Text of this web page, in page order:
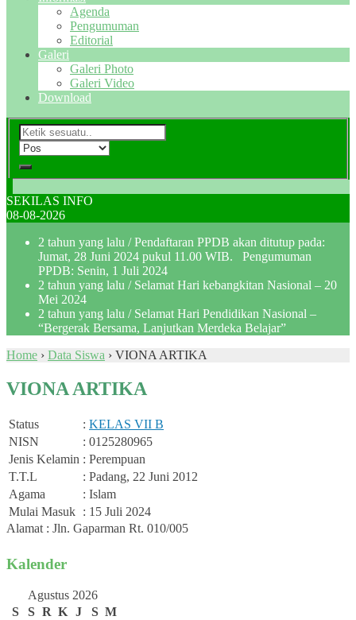
Agenda
Pengumuman
Editorial
Galeri
Galeri Photo
Galeri Video
Download
SEKILAS INFO
08-08-2026
2 tahun yang lalu / Pendaftaran PPDB akan ditutup pada:
Jumat, 28 Juni 2024 pukul 11.00 WIB. Pengumuman
PPDB: Senin, 1 Juli 2024
2 tahun yang lalu / Selamat Hari kebangkitan Nasional – 20
Mei 2024
2 tahun yang lalu / Selamat Hari Pendidikan Nasional –
“Bergerak Bersama, Lanjutkan Merdeka Belajar”
Home › Data Siswa › VIONA ARTIKA
VIONA ARTIKA
Status : KELAS VII B
NISN
: 0125280965
Jenis Kelamin : Perempuan
T.T.L
: Padang, 22 Juni 2012
Agama
: Islam
Mulai Masuk : 15 Juli 2024
Alamat : Jln. Gaparman Rt. 010/005
Kalender
Agustus 2026
S
S R K J S M